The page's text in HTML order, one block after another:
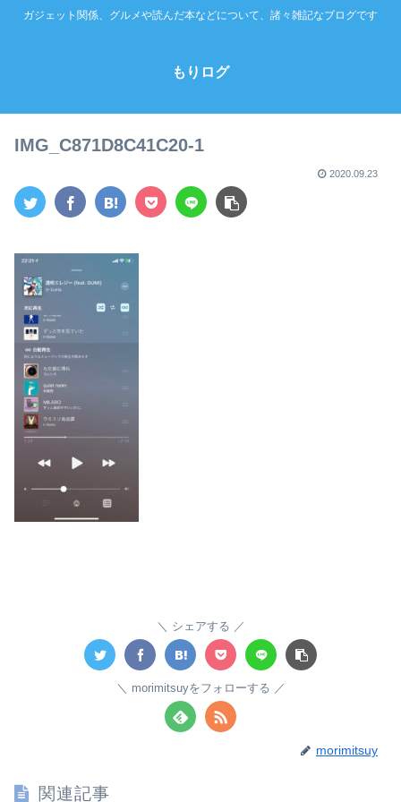
ガジェット関係、グルメや読んだ本などについて、諸々雑記なブログです
もりログ
IMG_C871D8C41C20-1
2020.09.23
シェアする
morimitsuyをフォローする
morimitsuy
関連記事